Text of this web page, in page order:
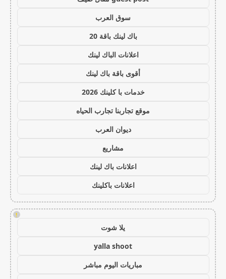
سوق العرب
باك لينك باقة 20
اعلانات الباك لينك
أقوى باقة باك لينك
خدمات با كلينك 2026
موقع تجاربنا تجارب الحياه
ديوان العرب
مشاريع
اعلانات باك لينك
اعلانات باكلينك
!
يلا شوت
yalla shoot
مباريات اليوم مباشر